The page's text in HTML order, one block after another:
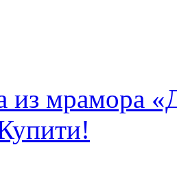
из мрамора